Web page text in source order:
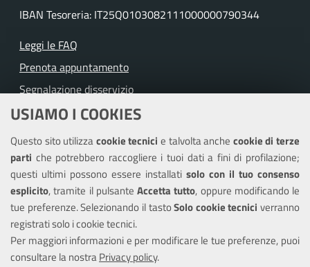
USIAMO I COOKIES
Questo sito utilizzacookie tecnicie talvolta anche cookie di terze
parti che potrebbero raccogliere i tuoi dati a fini di profilazione;
questi ultimi possono essere installati solo con il tuo consenso
esplicito, tramite il pulsante Accetta tutto, oppure modificando le
tue preferenze. Selezionando il tastoSolo cookie tecnici verranno
registrati solo i cookie tecnici.
Per maggiori informazioni e per modificare le tue preferenze, puoi
consultare la nostraPrivacy policy.
IBAN Tesoreria: IT25Q0103082111000000790344
Leggi le FAQ
Prenota appuntamento
Segnalazione disservizio
Richiesta assistenza
Amministrazione trasparente
Informativa privacy
Note legali
Piano di miglioramento dei servizi
Dichiarazione di accessibilità